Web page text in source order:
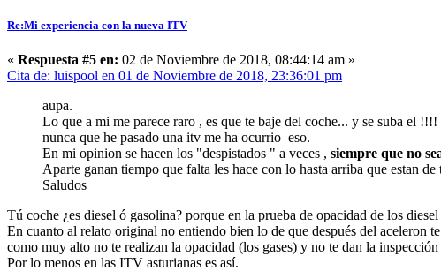
Re:Mi experiencia con la nueva ITV
« Respuesta #5 en: 02 de Noviembre de 2018, 08:44:14 am »
Cita de: luispool en 01 de Noviembre de 2018, 23:36:01 pm
aupa.
Lo que a mi me parece raro , es que te baje del coche... y se suba el !!!!
nunca que he pasado una itv me ha ocurrio eso.
En mi opinion se hacen los "despistados " a veces , siempre que no
Aparte ganan tiempo que falta les hace con lo hasta arriba que estan de
Saludos
Tú coche ¿es diesel ó gasolina? porque en la prueba de opacidad de los
En cuanto al relato original no entiendo bien lo de que después del aceleron
como muy alto no te realizan la opacidad (los gases) y no te dan la
Por lo menos en las ITV asturianas es así.